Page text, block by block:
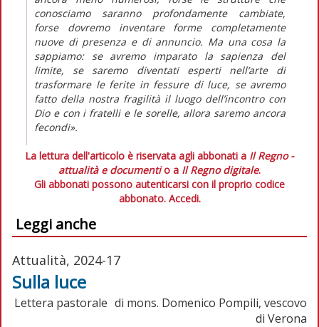
conosciamo saranno profondamente cambiate,
forse dovremo inventare forme completamente
nuove di presenza e di annuncio. Ma una cosa la
sappiamo: se avremo imparato la sapienza del
limite, se saremo diventati esperti nell’arte di
trasformare le ferite in fessure di luce, se avremo
fatto della nostra fragilità il luogo dell’incontro con
Dio e con i fratelli e le sorelle, allora saremo ancora
fecondi».
La lettura dell'articolo è riservata agli abbonati a Il Regno -
attualità e documentio a Il Regno digitale.
Gli abbonati possono autenticarsi con il proprio codice
abbonato. Accedi.
Leggi anche
Attualità, 2024-17
Sulla luce
Lettera pastorale di mons. Domenico Pompili, vescovo
di Verona